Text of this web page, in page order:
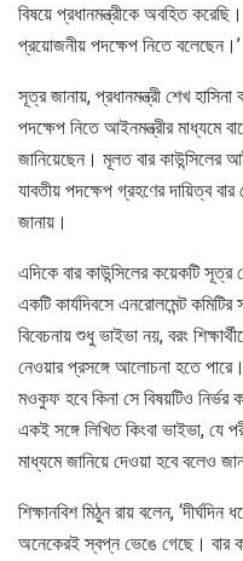
বিষয়ে প্রধানমন্ত্রীকে অবহিত
প্রয়োজনীয় পদক্ষেপ নিতে বলেছেন।’
সূত্র জানায়, প্রধানমন্ত্রী শেখ
পদক্ষেপ নিতে আইনমন্ত্রীর মাধ্যমে
জানিয়েছেন। মূলত বার কাউন্সিলের
যাবতীয় পদক্ষেপ গ্রহণের দায়িত্ব
জানায়।
এদিকে বার কাউন্সিলের কয়েকটি
একটি কার্যদিবসে এনরোলমেন্ট
বিবেচনায় শুধু ভাইভা নয়, বরং
নেওয়ার প্রসঙ্গে আলোচনা হতে
মওকুফ হবে কিনা সে বিষয়টিও
একই সঙ্গে লিখিত কিংবা ভাইভা, যে
মাধ্যমে জানিয়ে দেওয়া হবে বলেও
শিক্ষানবিশ মিঠুন রায় বলেন,
অনেকেরই স্বপ্ন ভেঙে গেছে। বার